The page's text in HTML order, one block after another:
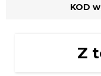
KOD
Z